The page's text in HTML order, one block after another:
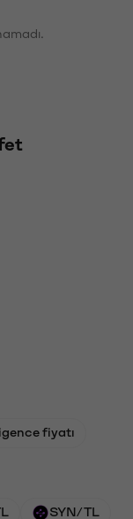
fiyatı
SYN/TL